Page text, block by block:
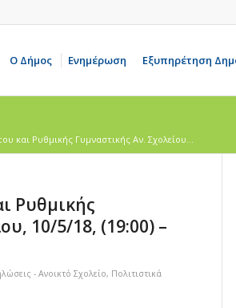
Ο Δήμος Ενημέρωση Εξυπηρέτηση
και Ρυθμικής Γυμναστικής Αν. Σχολείου...
Ρυθμικής
10/5/18, (19:00) –
- Ανοικτό Σχολείο, Πολιτιστικά